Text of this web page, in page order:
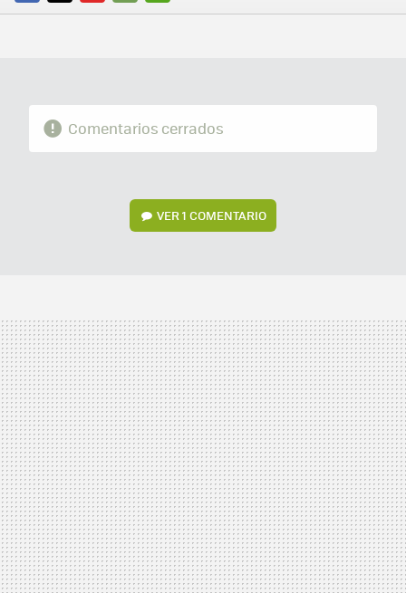
FACEBOOK
TWITTERFLIPBOARD
E-
WHATSAPP
Comentarios cerrados
VER1 COMENTARIO